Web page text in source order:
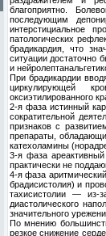
благоприятно.
последующим
интерстициальное
патологических
брадикардия, что
ситуации достаточно
и
При брадикардии
циркулирующей
оксиэтилированного
2-я фаза истинный
сократительной
признаков с
препараты,
катехоламины
3-я фаза
практически не
4-я фаза
брадисистолия) и
тахисистолии — из-
диастолического
значительного
По мнению
резкое снижение